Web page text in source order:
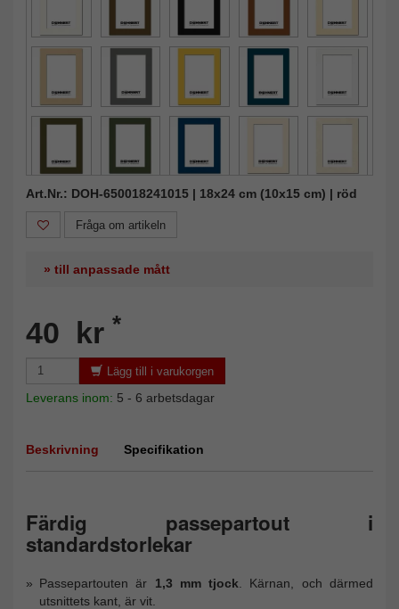
Art.Nr.: DOH-650018241015 | 18x24 cm (10x15 cm) | röd
Fråga om artikeln
» till anpassade mått
40 kr *
Lägg till i varukorgen
Leverans inom: 5 - 6 arbetsdagar
Beskrivning Specifikation
Färdig passepartout i
standardstorlekar
Passepartouten är 1,3 mm tjock . Kärnan, och därmed
utsnittets kant, är vit.